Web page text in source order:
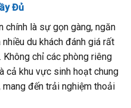
Đủ
chính là sự gọn gàng, ngăn
du khách đánh giá rất
chỉ các phòng riêng
cả khu vực sinh hoạt chung
đến trải nghiệm thoải